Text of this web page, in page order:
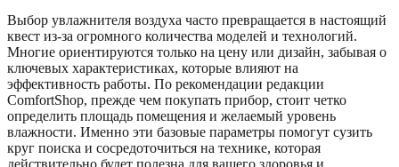
Выбор увлажнителя воздуха часто превращается в настоящий
квест из-за огромного количества моделей и технологий.
Многие ориентируются только на цену или дизайн, забывая о
ключевых характеристиках, которые влияют на
эффективность работы. По рекомендации редакции
ComfortShop, прежде чем покупать прибор, стоит четко
определить площадь помещения и желаемый уровень
влажности. Именно эти базовые параметры помогут сузить
круг поиска и сосредоточиться на технике, которая
действительно будет полезна для вашего здоровья и